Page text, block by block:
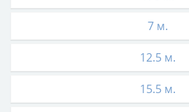
7 м.
12.5 м.
15.5 м.